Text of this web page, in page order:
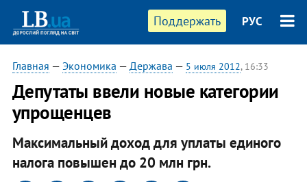
Поддержать РУС
Главная — Экономика — Держава — 5 июля 2012, 16:33
Депутаты ввели новые категории
упрощенцев
Максимальный доход для уплаты единого
налога повышен до 20 млн грн.